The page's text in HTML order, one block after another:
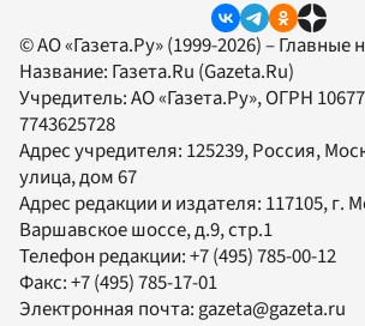
© АО «Газета.Ру» (1999-2026) – Главные
Название: Газета.Ru (Gazeta.Ru)
Учредитель:АО «Газета.Ру», ОГРН
7743625728
Адрес учредителя: 125239, Россия,
улица, дом 67
Адрес редакции и издателя: 117105, г.
Варшавское шоссе, д.9, стр.1
Телефон редакции:+7 (495) 785-00-12
Факс:+7 (495) 785-17-01
Электронная почта:gazeta@gazeta.ru